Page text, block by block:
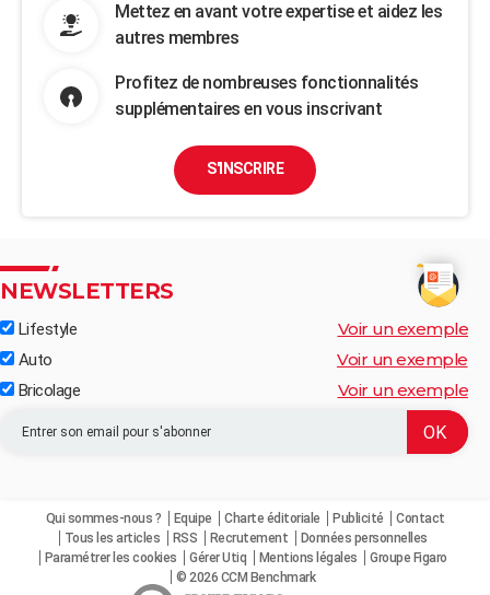
Mettez en avant votre expertise et aidez les
autres membres
Profitez de nombreuses fonctionnalités
supplémentaires en vous inscrivant
S'INSCRIRE
NEWSLETTERS
Lifestyle Voir un exemple
Auto Voir un exemple
Bricolage Voir un exemple
Qui sommes-nous ? Equipe Charte éditoriale Publicité
Contact
Tous les articles
RSS Recrutement
Données personnelles
Paramétrer les cookies
Gérer Utiq Mentions légales
Groupe Figaro
© 2026 CCM Benchmark